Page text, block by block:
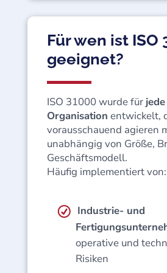
Für wen ist ISO
geeignet?
ISO 31000 wurde für jede
Organisation entwickelt,
vorausschauend agieren
unabhängig von Größe,
Geschäftsmodell.
Häufig implementiert von:
Industrie- und
operative und
Risiken